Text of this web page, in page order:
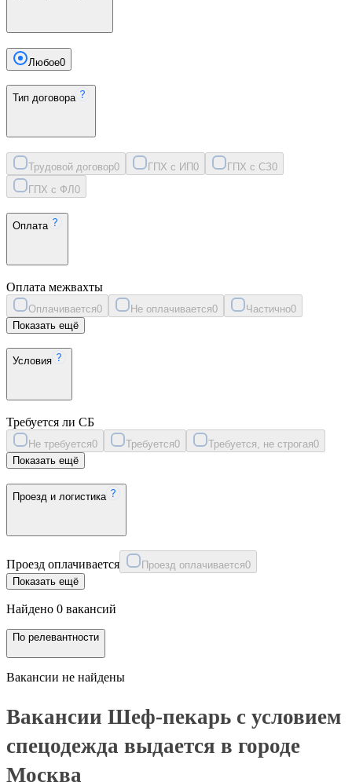
Любое0
Тип договора
Трудовой договор0 ГПХ с ИП0 ГПХ с СЗ0
ГПХ с ФЛ 0
Оплата
Оплата межвахты
Оплачивается0 Не оплачивается0 Частично0
Показать ещё
Условия
Требуется ли СБ
Не требуется0 Требуется0 Требуется, не строгая0
Показать ещё
Проезд и логистика
Проезд оплачивается Проезд оплачивается0
Показать ещё
Найдено 0 вакансий
По релевантности
Вакансии не найдены
Вакансии Шеф-пекарь с условием
спецодежда выдается в городе
Москва